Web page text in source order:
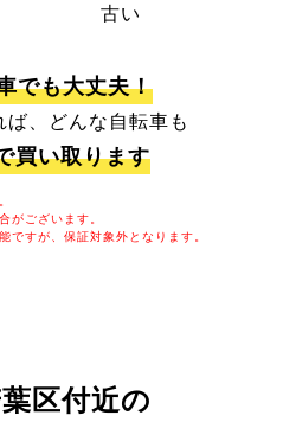
古い
でも大丈夫！
、どんな自転車も
買い取ります
がございます。
ですが、保証対象外となります。
区付近の